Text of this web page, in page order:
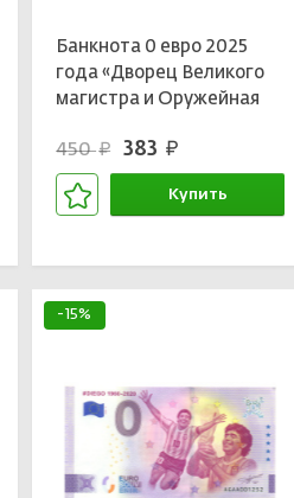
Банкнота 0 евро 2025
года «Дворец Великого
магистра и Оружейная
450руб. 383 руб.
Купить
-15%